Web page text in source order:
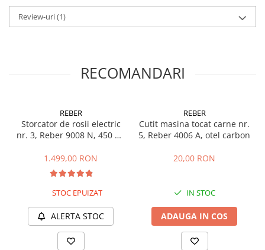
Constructii
Masini de taiat
Masini de taiat caramida
Placi extra mari
Finisare si Prelucrare suprafete
Vibratoare beton
Rigle vibrante
Scarificatoare beton
Aplicatoare cu banda
Review-uri(1)
RECOMANDARI
REBER
Storcator de rosii electric
nr. 3, Reber 9008 N, 450 W,
1.499,00 RON
STOC EPUIZAT
ALERTA STOC
REBER
Cutit masina tocat carne nr.
5, Reber 4006 A, otel carbon
20,00 RON
IN STOC
ADAUGA IN COS